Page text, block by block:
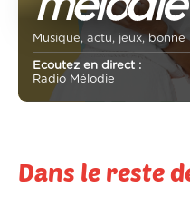
Musique, actu, jeux, bonne
Ecoutez en direct :
Radio Mélodie
Dans le reste